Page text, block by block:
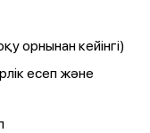
орнынан кейінгі)
есеп және